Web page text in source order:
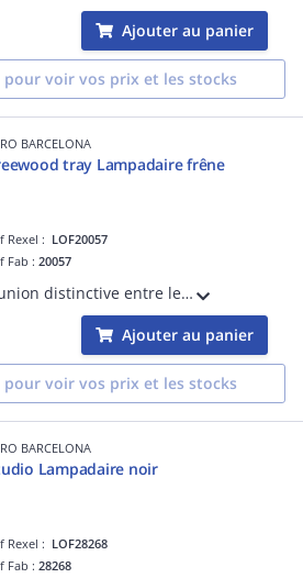
Ajouter au panier
pour voir vos prix et les stocks
BARCELONA
tray Lampadaire frêne
Rexel : LOF20057
Fab :20057
L'union distinctive entre les pieds et la base convient particulièrement aux grands espaces et aux salons. Disponible avec ou sans tablette, ce lampadaire imposant se démarque par sa structure en métal noir mat et son abat-jour parcheminé.
Ajouter au panier
pour voir vos prix et les stocks
BARCELONA
Lampadaire noir
Rexel : LOF28268
Fab :28268